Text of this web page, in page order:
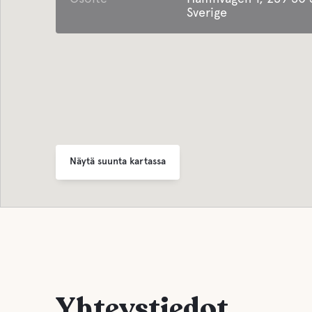
Buffe/
Sverige
Näytä suunta kartassa